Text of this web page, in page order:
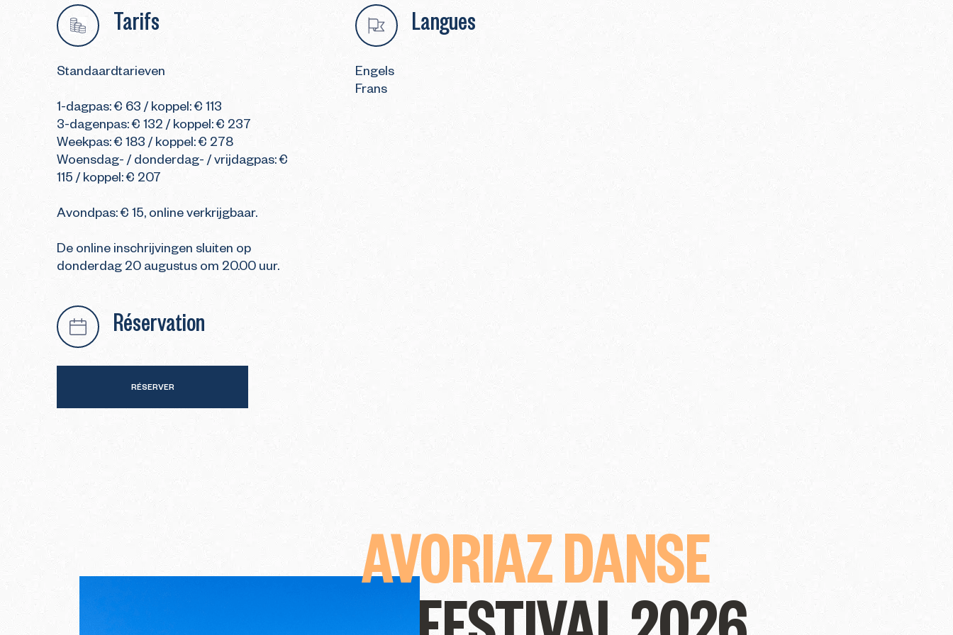
Tarifs
Standaardtarieven
1-dagpas: € 63 / koppel: € 113
3-dagenpas: € 132 / koppel: € 237
Weekpas: € 183 / koppel: € 278
Woensdag- / donderdag- / vrijdagpas: €
115 / koppel: € 207
Avondpas: € 15, online verkrijgbaar.
De online inschrijvingen sluiten op
donderdag 20 augustus om 20.00 uur.
Langues
Engels
Frans
Réservation
RÉSERVER
AVORIAZ DANSE